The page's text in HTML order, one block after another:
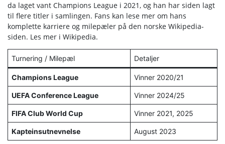
da laget vant Champions League i 2021, og han har siden lagt
til flere titler i samlingen. Fans kan lese mer om hans
komplette karriere og milepæler på den norske Wikipedia-
siden. Les mer i Wikipedia.
Turnering / Milepæl Detaljer
Champions League Vinner 2020/21
UEFA Conference League Vinner 2024/25
FIFA Club World Cup Vinner 2021, 2025
Kapteinsutnevnelse August 2023